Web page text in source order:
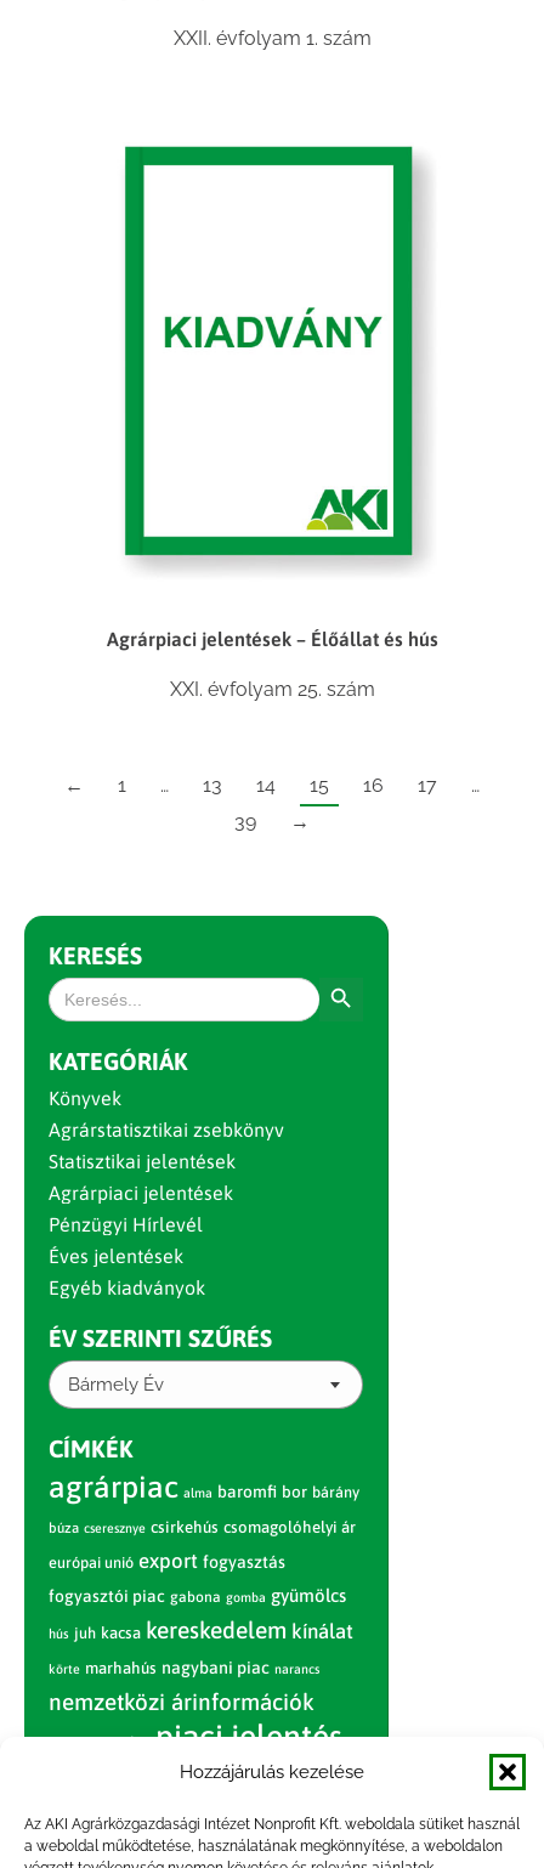
Hozzájárulás kezelése
Az AKI Agrárközgazdasági Intézet Nonprofit Kft. weboldala sütiket használ
a weboldal működtetése, használatának megkönnyítése, a weboldalon
XXII. évfolyam 1. szám
Agrárpiaci jelentések – Élőállat és hús
XXI. évfolyam 25. szám
← 1 … 13 14 15 16 17
…
39
→
KERESÉS
Search
for:
KATEGÓRIÁK
Könyvek
Agrárstatisztikai zsebkönyv
Statisztikai jelentések
Agrárpiaci jelentések
Pénzügyi Hírlevél
Éves jelentések
Egyéb kiadványok
ÉV SZERINTI SZŰRÉS
Bármely Év
CÍMKÉK
agrárpiac alma baromfi bor bárány
búza cseresznye csirkehús csomagolóhelyi ár
európai unió export fogyasztás
fogyasztói piac gabona gomba gyümölcs
hús juh kacsa kereskedelem kínálat
körte marhahús nagybani piac narancs
nemzetközi árinformációk
piac piaci jelentés
sertés sertéshús
szarvasmarha termelés termelői
ár tojás világpiac vágóbárány